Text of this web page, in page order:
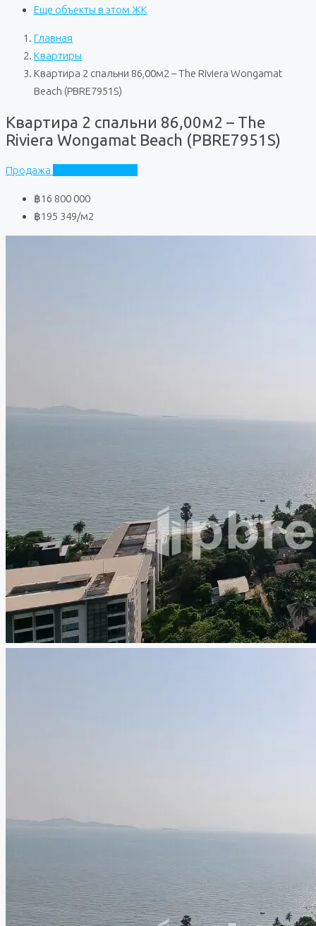
Еще объекты в этом ЖК
Главная
Квартиры
Квартира 2 спальни 86,00м2 – The Riviera Wongamat
Beach (PBRE7951S)
Квартира 2 спальни 86,00м2 – The
Riviera Wongamat Beach (PBRE7951S)
Продажа
฿16 800 000
฿195 349/м2